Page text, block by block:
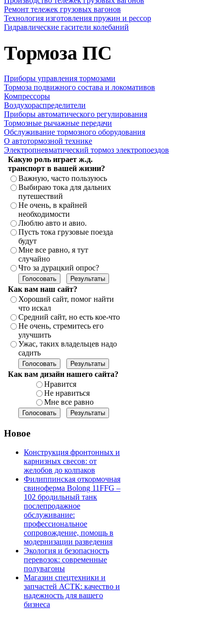
Ремонт тележек грузовых вагонов
Технология изготовления пружин и рессор
Гидравлические гасители колебаний
Тормоза ПС
Приборы управления тормозами
Тормоза подвижного состава и локомативов
Компрессоры
Воздухораспределители
Приборы автоматического регулирования
Тормозные рычажные передачи
Обслуживание тормозного оборудования
О автотормозной технике
Электропневматический тормоз электропоездов
Какую роль играет ж.д.
транспорт в вашей жизни?
Важную, часто пользуюсь
Выбираю тока для дальних
путешествий
Не очень, в крайней
необходимости
Люблю авто и авио.
Пусть тока грузовые поезда
будут
Мне все равно, я тут
случайно
Что за дурацкий опрос?
Как вам наш сайт?
Хороший сайт, помог найти
что искал
Средний сайт, но есть кое-что
Не очень, стремитесь его
улучшить
Ужас, таких владельцев надо
садить
Как вам дизайн нашего сайта?
Нравится
Не нравиться
Мне все равно
Новое
Конструкция фронтонных и
карнизных свесов: от
желобов до колпаков
Филиппинская откормочная
свиноферма Bolong 11FFG –
102 бродильный танк
послепродажное
обслуживание:
профессиональное
сопровождение, помощь в
модернизации разведения
Экология и безопасность
перевозок: современные
полувагоны
Магазин спецтехники и
запчастей АСТК: качество и
надежность для вашего
бизнеса